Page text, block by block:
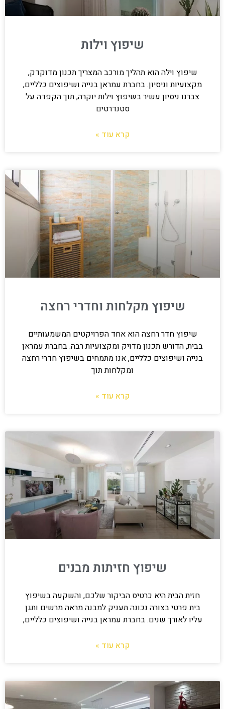
שיפוץ וילות
שיפוץ וילה הוא תהליך מורכב המצריך תכנון מדוקדק,
מקצועיות וניסיון. בחברת עמראן בנייה ושיפוצים כלליים,
צברנו ניסיון עשיר בשיפוץ וילות יוקרה, תוך הקפדה על
סטנדרטים
קרא עוד »
שיפוץ מקלחות וחדרי רחצה
שיפוץ חדר רחצה הוא אחד הפרויקטים המשמעותיים
בבית, הדורש תכנון מדויק ומקצועיות רבה. בחברת עמראן
בנייה ושיפוצים כלליים, אנו מתמחים בשיפוץ חדרי רחצה
ומקלחות תוך
קרא עוד »
שיפוץ חזיתות מבנים
חזית הבית היא כרטיס הביקור שלכם, והשקעה בשיפוץ
בית פרטי בצורה נכונה תעניק למבנה מראה מרשים ותגן
עליו לאורך שנים. בחברת עמראן בנייה ושיפוצים כלליים,
קרא עוד »